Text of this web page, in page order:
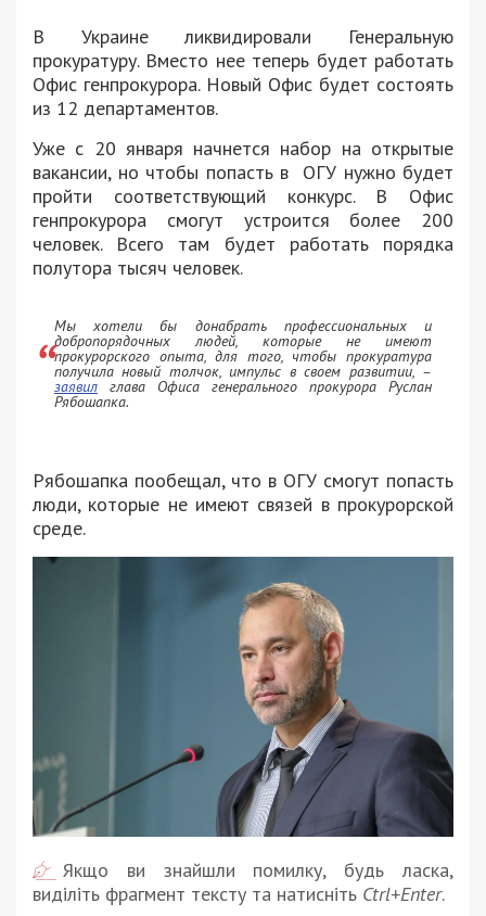
В Украине ликвидировали Генеральную
прокуратуру. Вместо нее теперь будет работать
Офис генпрокурора. Новый Офис будет состоять
из 12 департаментов.
Уже с 20 января начнется набор на открытые
вакансии, но чтобы попасть в ОГУ нужно будет
пройти соответствующий конкурс. В Офис
генпрокурора смогут устроится более 200
человек. Всего там будет работать порядка
полутора тысяч человек.
Мы хотели бы донабрать профессиональных и
добропорядочных людей, которые не имеют
прокурорского опыта, для того, чтобы прокуратура
получила новый толчок, импульс в своем развитии, –
заявил глава Офиса генерального прокурора Руслан
Рябошапка.
Рябошапка пообещал, что в ОГУ смогут попасть
люди, которые не имеют связей в прокурорской
среде.
Якщо ви знайшли помилку, будь ласка,
виділіть фрагмент тексту та натисніть Ctrl+Enter.